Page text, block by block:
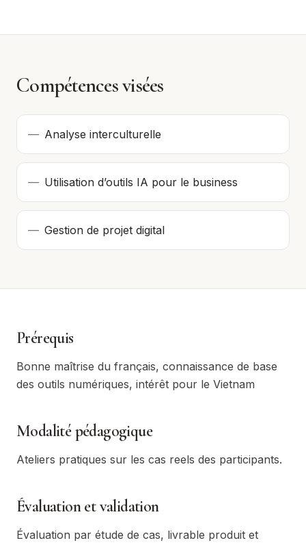
Compétences visées
— Analyse interculturelle
— Utilisation d’outils IA pour le business
— Gestion de projet digital
Prérequis
Bonne maîtrise du français, connaissance de base
des outils numériques, intérêt pour le Vietnam
Modalité pédagogique
Ateliers pratiques sur les cas reels des participants.
Évaluation et validation
Évaluation par étude de cas, livrable produit et